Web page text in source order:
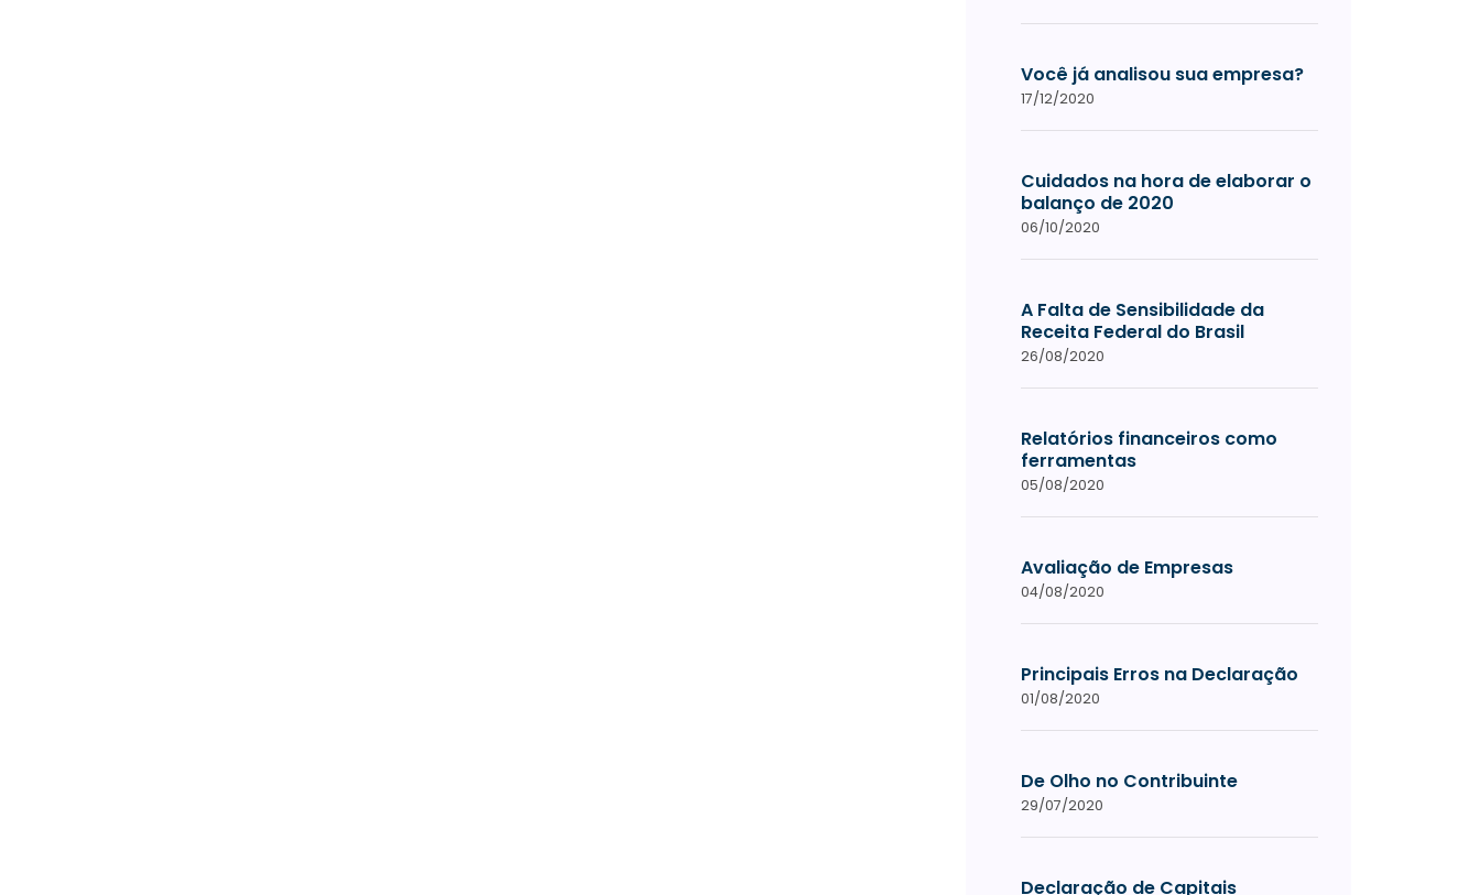
Você já analisou sua empresa?
17/12/2020
Cuidados na hora de elaborar o
balanço de 2020
06/10/2020
A Falta de Sensibilidade da
Receita Federal do Brasil
26/08/2020
Relatórios financeiros como
ferramentas
05/08/2020
Avaliação de Empresas
04/08/2020
Principais Erros na Declaração
01/08/2020
De Olho no Contribuinte
29/07/2020
Declaração de Capitais